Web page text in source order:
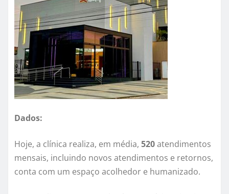
Dados:
Hoje, a clínica realiza, em média, 520atendimentos
mensais, incluindo novos atendimentos e retornos,
conta com um espaço acolhedor e humanizado.